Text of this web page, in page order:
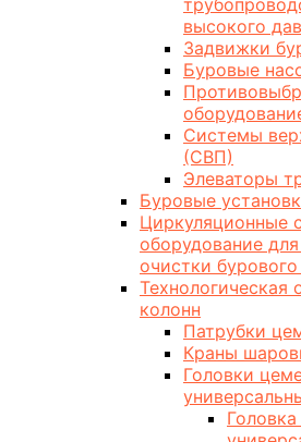
высокого
Задвижки
Буровые
Системы
(СВП)
Элеваторы
Буровые
Циркуляционные
оборудование
очистки
Технологическая
колонн
Патрубки
Краны
Головки